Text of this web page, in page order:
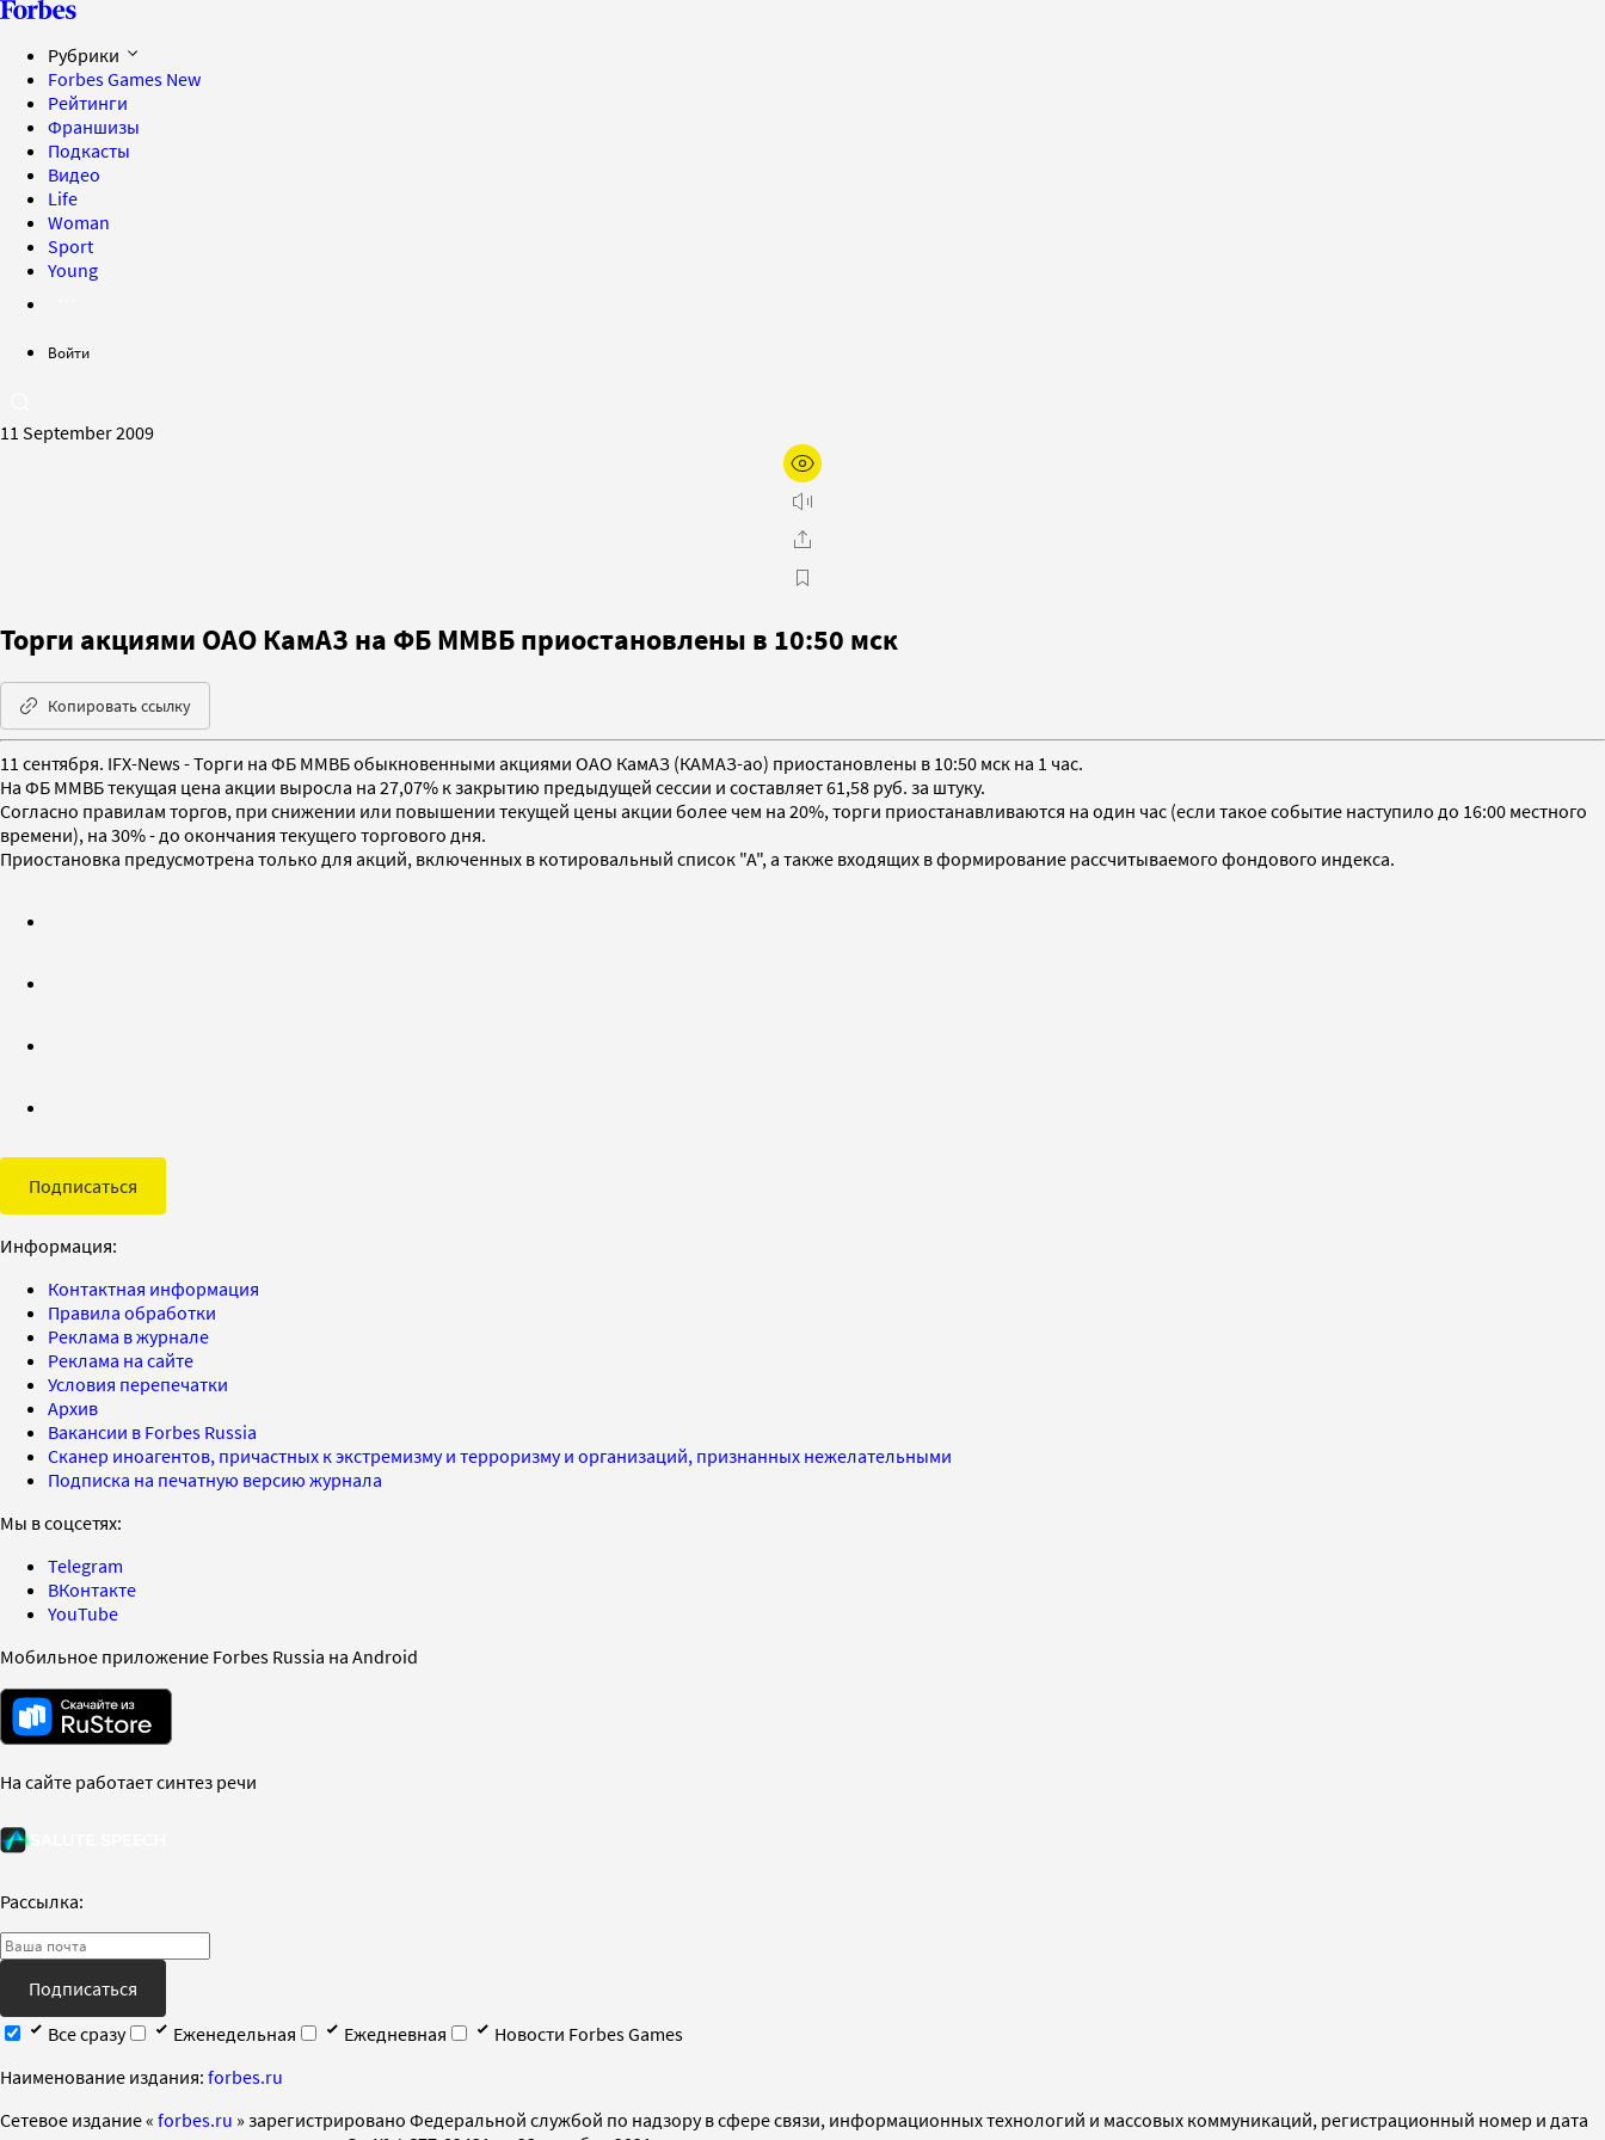
Рубрики
Forbes Games New
Рейтинги
Франшизы
Подкасты
Видео
Life
Woman
Sport
Young
Войти
11 September 2009
Торги акциями ОАО КамАЗ на ФБ ММВБ приостановлены в 10:50 мск
Копировать ссылку
11 сентября. IFX-News - Торги на ФБ ММВБ обыкновенными акциями ОАО КамАЗ (КАМАЗ-ао) приостановлены в 10:50 мск на 1 час.
На ФБ ММВБ текущая цена акции выросла на 27,07% к закрытию предыдущей сессии и составляет 61,58 руб. за штуку.
Согласно правилам торгов, при снижении или повышении текущей цены акции более чем на 20%, торги приостанавливаются на один час (если такое событие наступило до 16:00 местного
времени), на 30% - до окончания текущего торгового дня.
Приостановка предусмотрена только для акций, включенных в котировальный список "А", а также входящих в формирование рассчитываемого фондового индекса.
Подписаться
Информация:
Контактная информация
Правила обработки
Реклама в журнале
Реклама на сайте
Условия перепечатки
Архив
Вакансии в Forbes Russia
Сканер иноагентов, причастных к экстремизму и терроризму и организаций, признанных нежелательными
Подписка на печатную версию журнала
Мы в соцсетях:
Telegram
ВКонтакте
YouTube
Мобильное приложение Forbes Russia на Android
На сайте работает синтез речи
Рассылка:
Подписаться
Все сразу
Еженедельная Ежедневная
Новости Forbes Games
Наименование издания: forbes.ru
Cетевое издание « forbes.ru » зарегистрировано Федеральной службой по надзору в сфере связи, информационных технологий и массовых коммуникаций, регистрационный номер и дата